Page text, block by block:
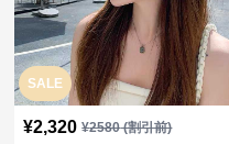
SALE
¥2,320 ¥2580(割引前)